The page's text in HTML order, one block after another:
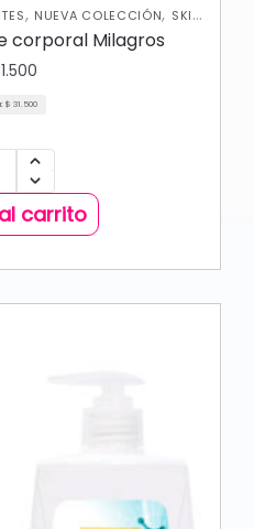
, NUEVA COLECCIÓN, SKIN
corporal Milagros
$ 31.500
carrito